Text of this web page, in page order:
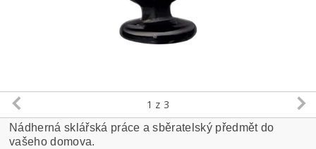
1 z 3
Nádherná sklářská práce a sběratelský předmět do
vašeho domova.